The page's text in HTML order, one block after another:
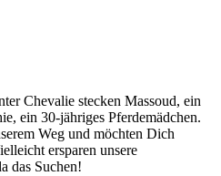
Chevalie stecken Massoud, ein
ein 30-jähriges Pferdemädchen.
Weg und möchten Dich
ersparen unsere
das Suchen!